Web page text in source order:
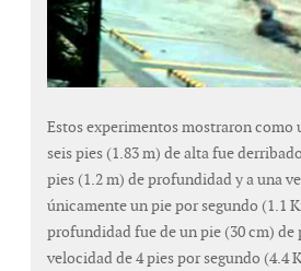
Estos experimentos mostraron como
seis pies (1.83 m) de alta fue
pies (1.2 m) de profundidad y a una
únicamente un pie por segundo (1.1
profundidad fue de un pie (30 cm)
velocidad de 4 pies por segundo (4.4